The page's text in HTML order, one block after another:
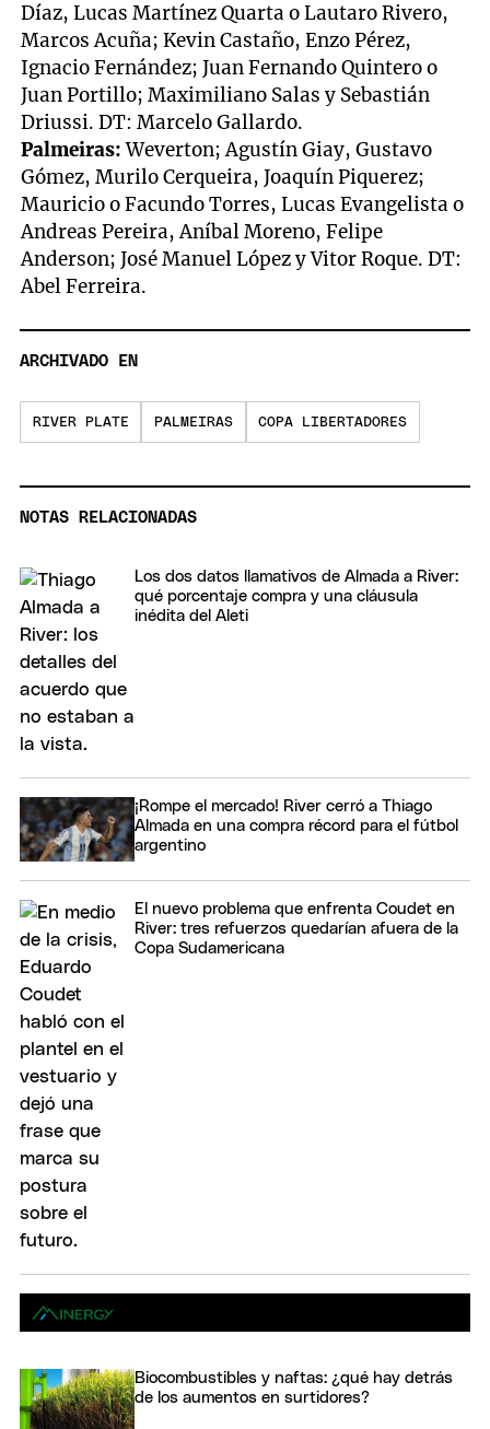
Díaz, Lucas Martínez Quarta o Lautaro Rivero,
Marcos Acuña; Kevin Castaño, Enzo Pérez,
Ignacio Fernández; Juan Fernando Quintero o
Juan Portillo; Maximiliano Salas y Sebastián
Driussi. DT: Marcelo Gallardo.
Palmeiras:Weverton; Agustín Giay, Gustavo
Gómez, Murilo Cerqueira, Joaquín Piquerez;
Mauricio o Facundo Torres, Lucas Evangelista o
Andreas Pereira, Aníbal Moreno, Felipe
Anderson; José Manuel López y Vitor Roque. DT:
Abel Ferreira.
ARCHIVADO EN
RIVER PLATE PALMEIRAS COPA LIBERTADORES
NOTAS RELACIONADAS
Los dos datos llamativos de Almada a River:
qué porcentaje compra y una cláusula
inédita del Aleti
¡Rompe el mercado! River cerró a Thiago
Almada en una compra récord para el fútbol
argentino
El nuevo problema que enfrenta Coudet en
River: tres refuerzos quedarían afuera de la
Copa Sudamericana
Biocombustibles y naftas: ¿qué hay detrás
de los aumentos en surtidores?